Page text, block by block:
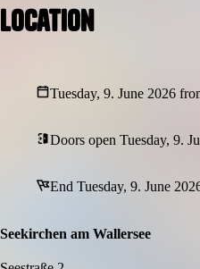
Mit jedem Abschnitt steigt die
allem eines bleibt: Stolz,
Highlights:
Spaß, Bewegung und
Ideal für Familien,
Ein unvergessliches Erlebnis
Tipp:
Location
Tuesday, 9. June 2026
Doors open Tuesday, 9.
End Tuesday, 9. June
Seekirchen am Wallersee